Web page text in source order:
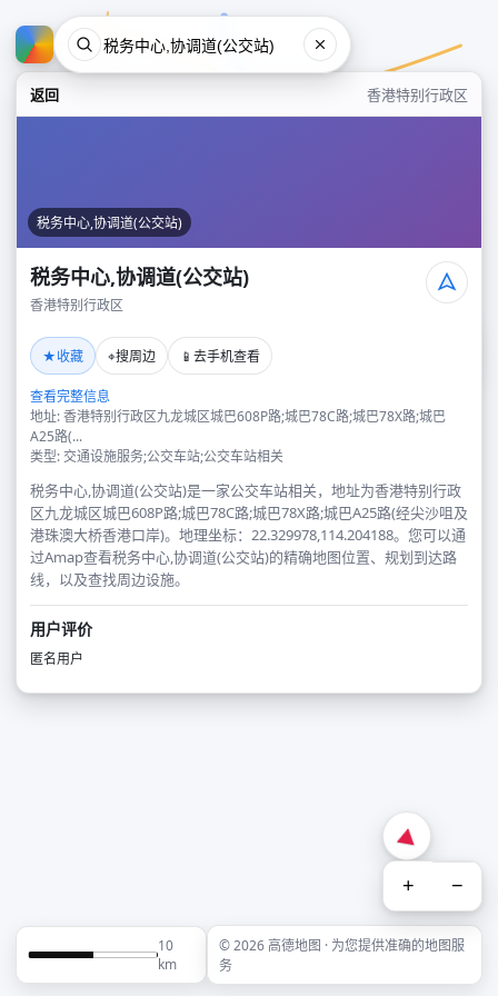
返回 香港特别行政区
税务中心,协调道(公交站)
税务中心,协调道(公交站)
香港特别行政区
★收藏 ⌖搜周边 📱 去手机查看
查看完整信息
地址: 香港特别行政区九龙城区城巴608P路;城巴78C路;城巴78X路;城巴
A25路(...
类型: 交通设施服务;公交车站;公交车站相关
税务中心,协调道(公交站)是一家公交车站相关，地址为香港特别行政
区九龙城区城巴608P路;城巴78C路;城巴78X路;城巴A25路(经尖沙咀及
港珠澳大桥香港口岸)。地理坐标：22.329978,114.204188。您可以通
过Amap查看税务中心,协调道(公交站)的精确地图位置、规划到达路
线，以及查找周边设施。
用户评价
匿名用户
+ −
10
km
© 2026 高德地图 · 为您提供准确的地图服
务